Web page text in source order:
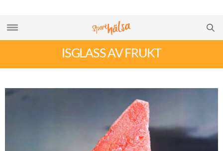
ISGLASS AV FRUKT